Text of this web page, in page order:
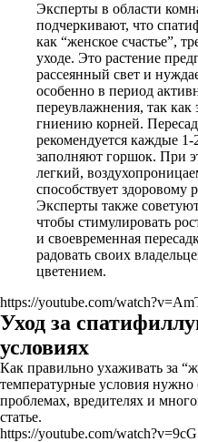
Эксперты в области
подчеркивают, что
как “женское счастье”,
уходе. Это растение
рассеянный свет и
особенно в период
переувлажнения, так
гниению корней.
рекомендуется каждые 1-
заполняют горшок. При
легкий,
способствует здоровому
Эксперты также
чтобы стимулировать
и своевременная
радовать своих
цветением.
https://youtube.com/
Уход за
условиях
Как правильно ухаживать за
температурные условия
проблемах, вредителях и
статье.
https://youtube.com/